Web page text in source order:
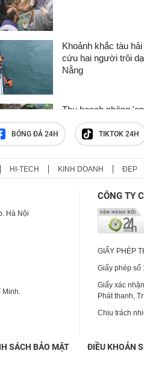
Khoảnh khắc tàu
cứu hai người trôi
Nẵng
Thu hoạch nhộng
[CLIP]: Toàn cảnh
BÓNG ĐÁ 24H TIKTOK 24H
HI-TECH KINH DOANH ĐẸP
Hà Nội
CÔNG TY
GIẤY PHÉP
Giấy phép số
Giấy xác
Phát thanh,
Chịu trách
SÁCH BẢO MẬT ĐIỀU KHOẢN